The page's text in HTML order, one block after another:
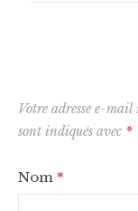
Votre adresse e-mail
sont indiqués avec *
Nom *